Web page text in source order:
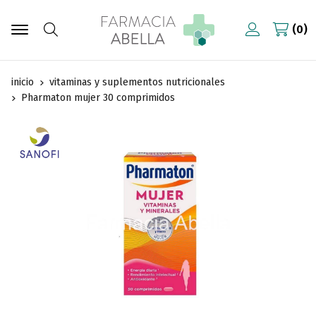
Buscar
0
inicio
vitaminas y suplementos nutricionales
Pharmaton mujer 30 comprimidos